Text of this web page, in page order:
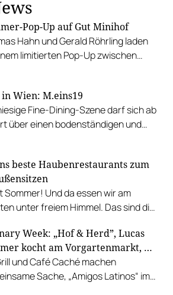
Pop-Up auf Gut Minihof
Hahn und Gerald Röhrling laden
limitierten Pop-Up zwischen
Wien: M.eins19
Fine-Dining-Szene darf sich ab
über einen bodenständigen und
beste Haubenrestaurants zum
Sommer! Und da essen wir am
unter freiem Himmel. Das sind die
Week: „Hof & Herd”, Lucas
kocht am Vorgartenmarkt, …
und Café Caché machen
Sache, „Amigos Latinos“ im